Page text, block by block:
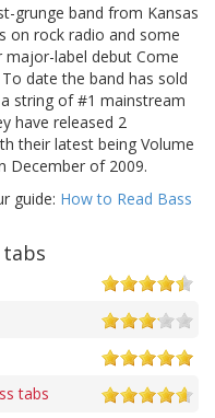
grunge band from Kansas
on rock radio and some
major-label debut Come
date the band has sold
string of #1 mainstream
have released 2
their latest being Volume
December of 2009.
guide: How to Read Bass
tabs
tabs